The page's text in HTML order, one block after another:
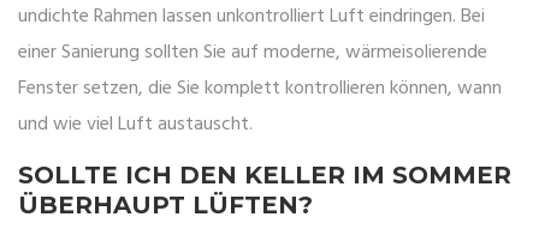
undichte Rahmen lassen unkontrolliert Luft eindringen. Bei
einer Sanierung sollten Sie auf moderne, wärmeisolierende
Fenster setzen, die Sie komplett kontrollieren können, wann
und wie viel Luft austauscht.
SOLLTE ICH DEN KELLER IM SOMMER
ÜBERHAUPT LÜFTEN?